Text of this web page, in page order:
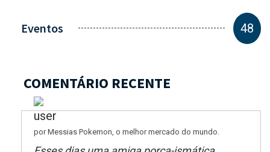
Eventos 48
COMENTÁRIO RECENTE
por Messias Pokemon, o melhor mercado do mundo.